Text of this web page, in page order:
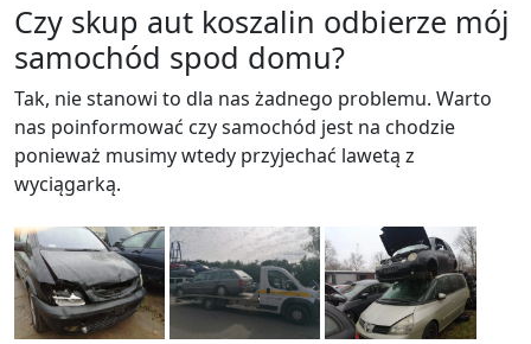
Czy skup aut koszalin odbierze mój
samochód spod domu?
Tak, nie stanowi to dla nas żadnego problemu. Warto
nas poinformować czy samochód jest na chodzie
ponieważ musimy wtedy przyjechać lawetą z
wyciągarką.